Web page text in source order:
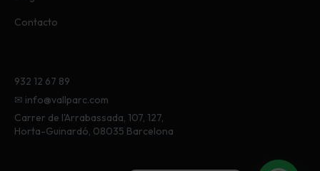
Contacto
932 12 67 89
✉ info@vallparc.com
Carrer de l'Arrabassada, 107, 127,
Horta-Guinardó, 08035 Barcelona